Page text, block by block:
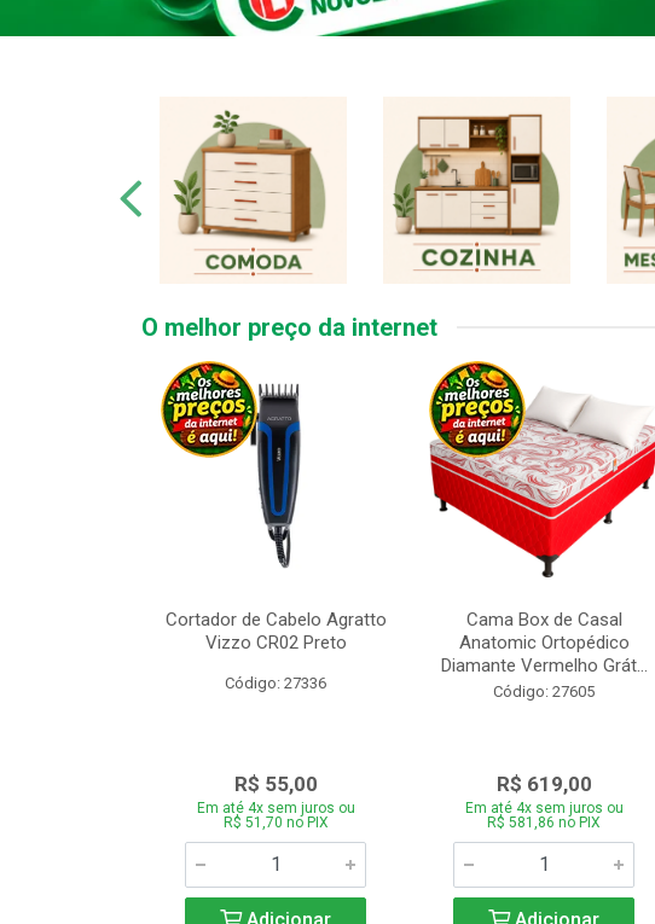
O melhor preço da internet
Cortador de Cabelo Agratto
Vizzo CR02 Preto
Código: 27336
R$ 55,00
Em até 4x sem juros ou
R$ 51,70 no PIX
Cama Box de Casal
Anatomic Ortopédico
Diamante Vermelho Grát...
Código: 27605
R$ 619,00
Em até 4x sem juros ou
R$ 581,86 no PIX